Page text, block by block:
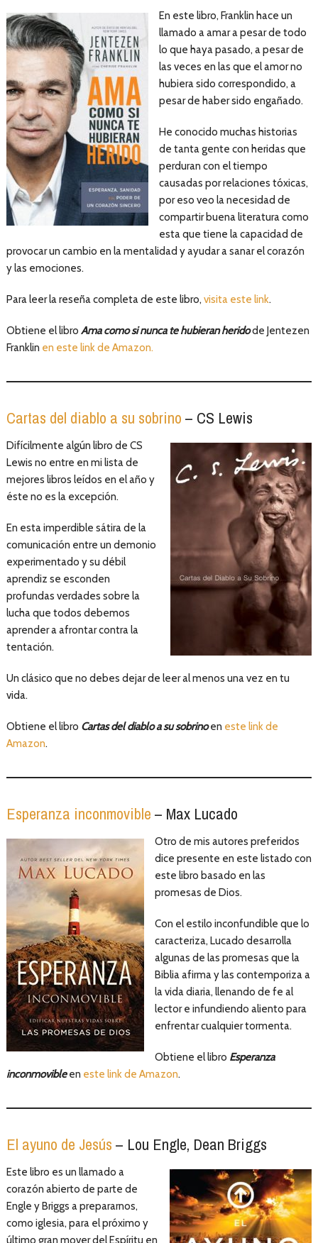
En este libro, Franklin hace un
llamado a amar a pesar de todo
lo que haya pasado, a pesar de
las veces en las que el amor no
hubiera sido correspondido, a
pesar de haber sido engañado.
He conocido muchas historias
de tanta gente con heridas que
perduran con el tiempo
causadas por relaciones tóxicas,
por eso veo la necesidad de
compartir buena literatura como
esta que tiene la capacidad de
provocar un cambio en la mentalidad y ayudar a sanar el corazón
y las emociones.
Para leer la reseña completa de este libro, visita este link.
Obtiene el libro Ama como si nunca te hubieran heridode Jentezen
Franklin en este link de Amazon.
Cartas del diablo a su sobrino – CS Lewis
Difícilmente algún libro de CS
Lewis no entre en mi lista de
mejores libros leídos en el año y
éste no es la excepción.
En esta imperdible sátira de la
comunicación entre un demonio
experimentado y su débil
aprendiz se esconden
profundas verdades sobre la
lucha que todos debemos
aprender a afrontar contra la
tentación.
Un clásico que no debes dejar de leer al menos una vez en tu
vida.
Obtiene el libro Cartas del diablo a su sobrinoen este link de
Amazon.
Esperanza inconmovible – Max Lucado
Otro de mis autores preferidos
dice presente en este listado con
este libro basado en las
promesas de Dios.
Con el estilo inconfundible que lo
caracteriza, Lucado desarrolla
algunas de las promesas que la
Biblia afirma y las contemporiza a
la vida diaria, llenando de fe al
lector e infundiendo aliento para
enfrentar cualquier tormenta.
Obtiene el libro Esperanza
inconmovibleen este link de Amazon.
El ayuno de Jesús – Lou Engle, Dean Briggs
Este libro es un llamado a
corazón abierto de parte de
Engle y Briggs a prepararnos,
como iglesia, para el próximo y
último gran mover del Espíritu en